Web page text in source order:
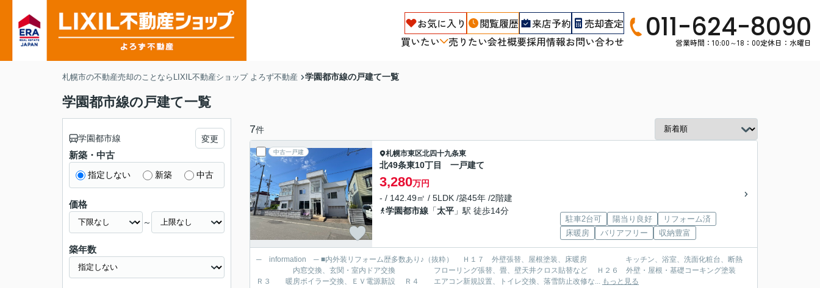
お気に入り 閲覧履歴 来店予約
売却査定
買いたい
売りたい会社概要採用情報お問い合わせ 011-624-8090
営業時間：10:00～18：00定休日：水曜日
札幌市の不動産売却のことならLIXIL不動産ショップ よろず不動産 学園都市線の戸建て一覧
学園都市線の戸建て一覧
7件
中古一戸建 札幌市東区北四十九条東
北49条東10丁目 一戸建て
3,280万円
- / 142.49㎡ / 5LDK /築45年 /2階建
学園都市線 「太平 」駅 徒歩14分
駐車2台可 陽当り良好
リフォーム済
床暖房
バリアフリー 収納豊富
─ information ─ ■内外装リフォーム歴多数あり♪（抜粋） Ｈ１７ 外壁張替、屋根塗装、床暖房 キッチン、浴室、洗面化粧台、断熱
内窓交換、玄関・室内ドア交換 フローリング張替、畳、壁天井クロス貼替など Ｈ２６ 外壁・屋根・基礎コーキング塗装
Ｒ３ 暖房ボイラー交換、ＥＶ電源新設 Ｒ４ エアコン新規設置、トイレ交換、落雪防止改修な... もっと見る
学園都市線 変更
新築・中古
指定しない 新築 中古
価格
～
築年数